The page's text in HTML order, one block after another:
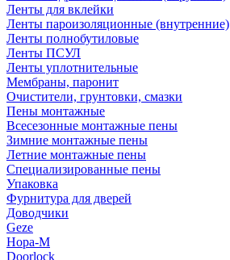
Ленты для вклейки
Ленты пароизоляционные (внутренние)
Ленты полнобутиловые
Ленты ПСУЛ
Ленты уплотнительные
Мембраны, паронит
Очистители, грунтовки, смазки
Пены монтажные
Всесезонные монтажные пены
Зимние монтажные пены
Летние монтажные пены
Специализированные пены
Упаковка
Фурнитура для дверей
Доводчики
Geze
Нора-М
Doorlock